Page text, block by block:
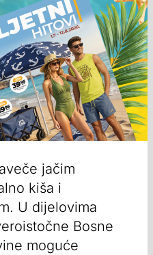
jačim
kiša i
U dijelovima
Bosne
moguće